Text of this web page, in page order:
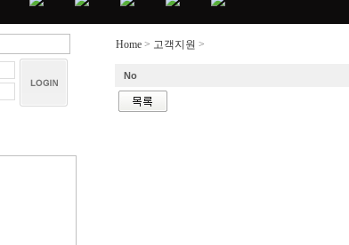
Home > 고객지원 >
No